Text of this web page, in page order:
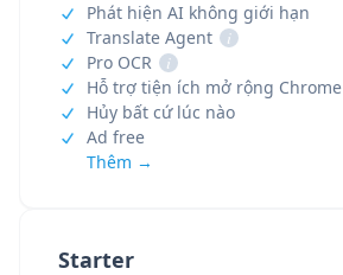
Starter
Phát hiện AI không giới hạn
Translate Agent
i
Pro OCR
i
Hỗ trợ tiện ích mở rộng Chrome
Hủy bất cứ lúc nào
Ad free
Thêm →